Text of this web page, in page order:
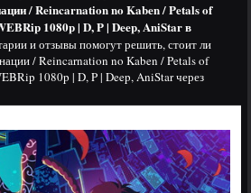
/ Reincarnation no Kaben / Petals of
1080p | D, P | Deep, AniStar в
и отзывы помогут решить, стоит ли
/ Reincarnation no Kaben / Petals of
1080p | D, P | Deep, AniStar через